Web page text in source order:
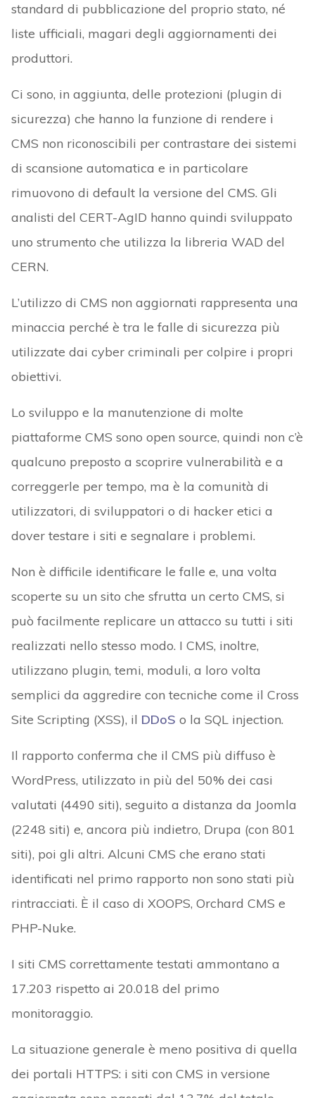
standard di pubblicazione del proprio stato, né
liste ufficiali, magari degli aggiornamenti dei
produttori.
Ci sono, in aggiunta, delle protezioni (plugin di
sicurezza) che hanno la funzione di rendere i
CMS non riconoscibili per contrastare dei sistemi
di scansione automatica e in particolare
rimuovono di default la versione del CMS. Gli
analisti del CERT-AgID hanno quindi sviluppato
uno strumento che utilizza la libreria WAD del
CERN.
L’utilizzo di CMS non aggiornati rappresenta una
minaccia perché è tra le falle di sicurezza più
utilizzate dai cyber criminali per colpire i propri
obiettivi.
Lo sviluppo e la manutenzione di molte
piattaforme CMS sono open source, quindi non c’è
qualcuno preposto a scoprire vulnerabilità e a
correggerle per tempo, ma è la comunità di
utilizzatori, di sviluppatori o di hacker etici a
dover testare i siti e segnalare i problemi.
Non è difficile identificare le falle e, una volta
scoperte su un sito che sfrutta un certo CMS, si
può facilmente replicare un attacco su tutti i siti
realizzati nello stesso modo. I CMS, inoltre,
utilizzano plugin, temi, moduli, a loro volta
semplici da aggredire con tecniche come il Cross
Site Scripting (XSS), il DDoS o la SQL injection.
Il rapporto conferma che il CMS più diffuso è
WordPress, utilizzato in più del 50% dei casi
valutati (4490 siti), seguito a distanza da Joomla
(2248 siti) e, ancora più indietro, Drupa (con 801
siti), poi gli altri. Alcuni CMS che erano stati
identificati nel primo rapporto non sono stati più
rintracciati. È il caso di XOOPS, Orchard CMS e
PHP-Nuke.
I siti CMS correttamente testati ammontano a
17.203 rispetto ai 20.018 del primo
monitoraggio.
La situazione generale è meno positiva di quella
dei portali HTTPS: i siti con CMS in versione